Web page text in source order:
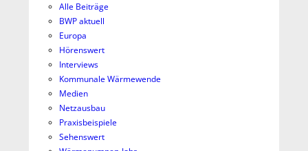
Alle Beiträge
BWP aktuell
Europa
Hörenswert
Interviews
Kommunale Wärmewende
Medien
Netzausbau
Praxisbeispiele
Sehenswert